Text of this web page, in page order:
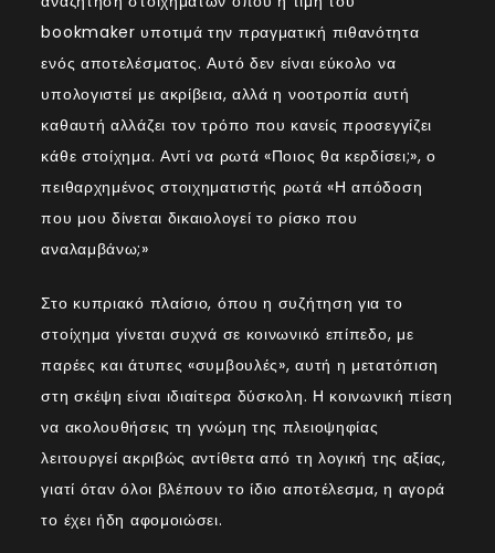
bookmaker υποτιμά την πραγματική πιθανότητα
ενός αποτελέσματος. Αυτό δεν είναι εύκολο να
υπολογιστεί με ακρίβεια, αλλά η νοοτροπία αυτή
καθαυτή αλλάζει τον τρόπο που κανείς προσεγγίζει
κάθε στοίχημα. Αντί να ρωτά «Ποιος θα κερδίσει;», ο
πειθαρχημένος στοιχηματιστής ρωτά «Η απόδοση
που μου δίνεται δικαιολογεί το ρίσκο που
αναλαμβάνω;»
Στο κυπριακό πλαίσιο, όπου η συζήτηση για το
στοίχημα γίνεται συχνά σε κοινωνικό επίπεδο, με
παρέες και άτυπες «συμβουλές», αυτή η μετατόπιση
στη σκέψη είναι ιδιαίτερα δύσκολη. Η κοινωνική πίεση
να ακολουθήσεις τη γνώμη της πλειοψηφίας
λειτουργεί ακριβώς αντίθετα από τη λογική της αξίας,
γιατί όταν όλοι βλέπουν το ίδιο αποτέλεσμα, η αγορά
το έχει ήδη αφομοιώσει.